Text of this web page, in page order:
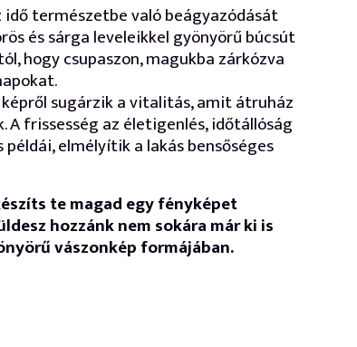
természetbe való beágyazódását
és sárga leveleikkel gyönyörű búcsút
hogy csupaszon, magukba zárkózva
sugárzik a vitalitás, amit átruház
A frissesség az életigenlés, időtállóság
elmélyítik a lakás bensőséges
te magad egy fényképet
hozzánk nem sokára már ki is
vászonkép formájában.